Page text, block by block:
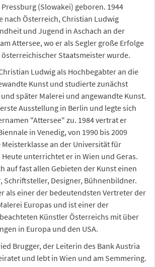
(Slowakei) geboren. 1944
nach Österreich, Christian Ludwig
und Jugend in Aschach an der
Attersee, wo er als Segler große Erfolge
Staatsmeister wurde.
Ludwig als Hochbegabter an die
Kunst und studierte zunächst
später Malerei und angewandte Kunst.
Ausstellung in Berlin und legte sich
"Attersee" zu. 1984 vertrat er
in Venedig, von 1990 bis 2009
an der Universität für
unterrichtet er in Wien und Geras.
auf fast allen Gebieten der Kunst einen
Schriftsteller, Designer, Bühnenbildner.
als einer der bedeutendsten Vertreter der
Europas und ist einer der
Künstler Österreichs mit über
in Europa und den USA.
Brugger, der Leiterin des Bank Austria
und lebt in Wien und am Semmering.